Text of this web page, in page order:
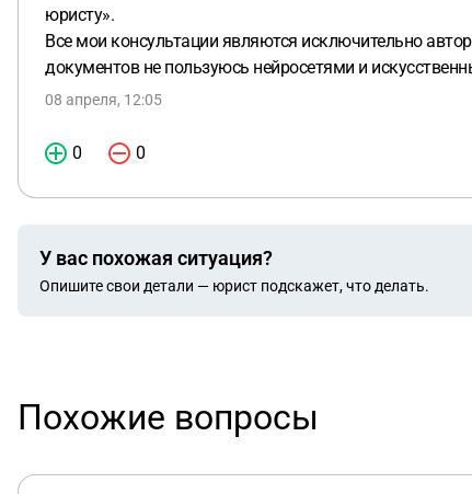
юристу».
Все мои консультации являются исключительно
документов не пользуюсь нейросетями и
08 апреля, 12:05
0 0
У вас похожая ситуация?
Опишите свои детали — юрист подскажет, что делать.
Похожие вопросы